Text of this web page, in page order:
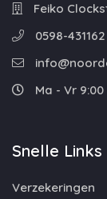
Feiko
0598-431162
Ma - Vr 9:00
Snelle Links
Verzekeringen